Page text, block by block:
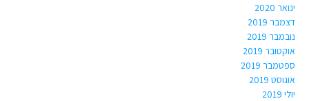
ינואר 2020
דצמבר 2019
נובמבר 2019
אוקטובר 2019
ספטמבר 2019
אוגוסט 2019
יולי 2019